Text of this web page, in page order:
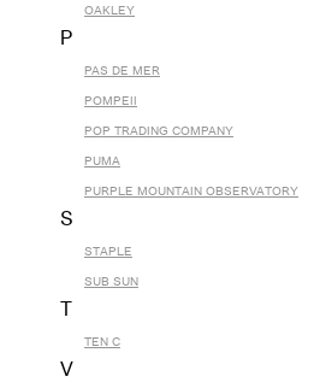
OAKLEY
P
PAS DE MER
POMPEII
POP TRADING COMPANY
PUMA
PURPLE MOUNTAIN OBSERVATORY
S
STAPLE
SUB SUN
TEN C
V